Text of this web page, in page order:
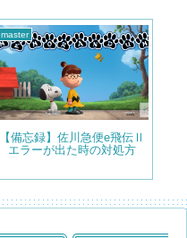
テーマ
WordPress 記事の見出しの
デザインとフォントの大きさ